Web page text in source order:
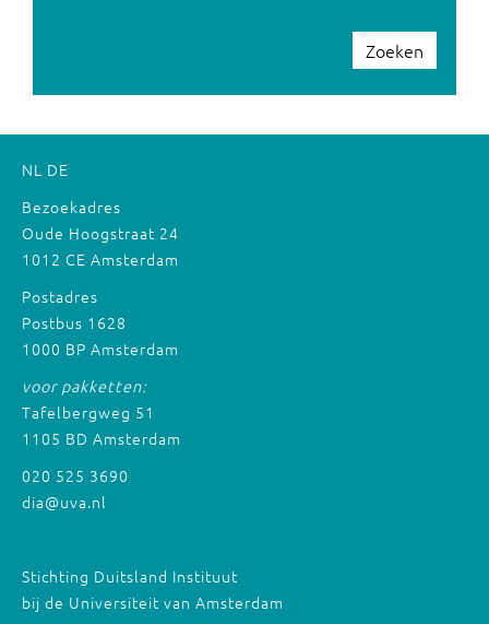
Zoeken
NL DE
Bezoekadres
Oude Hoogstraat 24
1012 CE Amsterdam
Postadres
Postbus 1628
1000 BP Amsterdam
voor pakketten:
Tafelbergweg 51
1105 BD Amsterdam
020 525 3690
dia@uva.nl
Stichting Duitsland Instituut
bij de Universiteit van Amsterdam